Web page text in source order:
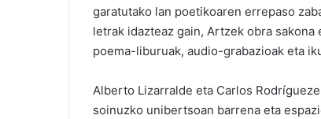
garatutako lan poetikoaren errepaso
letrak idazteaz gain, Artzek obra
poema-liburuak, audio-grabazioak eta
Alberto Lizarralde eta Carlos
soinuzko unibertsoan barrena eta